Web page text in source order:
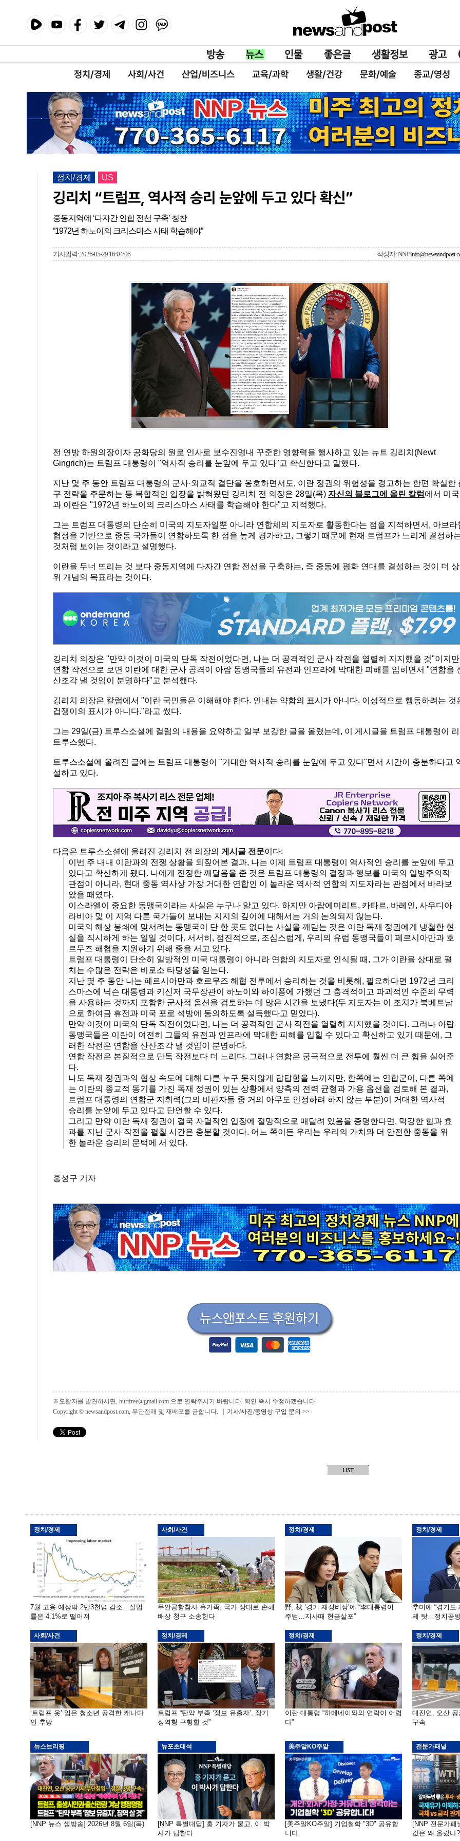
정치/경제 사회/사건 산업/비즈니스 교육/과학 생활/건강 문화/예술 종교/영성
정치/경제 US
깅리치 “트럼프, 역사적 승리 눈앞에 두고 있다 확신”
중동지역에 ‘다자간 연합 전선 구축’ 칭찬
“1972년 하노이의 크리스마스 사태 학습해야”
기사입력: 2026-05-29 16:04:06 작성자: NNP
전 연방 하원의장이자 공화당의 원로 인사로 보수진영내 꾸준한 영향력을 행사하고 있는 뉴트 깅리치(Newt
Gingrich)는 트럼프 대통령이 "역사적 승리를 눈앞에 두고 있다"고 확신한다고 말했다.
지난 몇 주 동안 트럼프 대통령의 군사·외교적 결단을 옹호하면서도, 이란 정권의 위험성을 경고하는 한편 확실한
구 전략을 주문하는 등 복합적인 입장을 밝혀왔던 깅리치 전 의장은 28일(목) 자신의 블로그에 올린 칼럼 에서 미국
과 이란은 "1972년 하노이의 크리스마스 사태를 학습해야 한다"고 지적했다.
그는 트럼프 대통령의 단순히 미국의 지도자일뿐 아니라 연합체의 지도자로 활동한다는 점을 지적하면서, 아브라
협정을 기반으로 중동 국가들이 연합하도록 한 점을 높게 평가하고, 그렇기 때문에 현재 트럼프가 느리게 결정하
것처럼 보이는 것이라고 설명했다.
이란을 무너 뜨리는 것 보다 중동지역에 다자간 연합 전선을 구축하는, 즉 중동에 평화 연대를 결성하는 것이 더 상
위 개념의 목표라는 것이다.
깅리치 의장은 "만약 이것이 미국의 단독 작전이었다면, 나는 더 공격적인 군사 작전을 열렬히 지지했을 것"이지
연합 작전으로 보면 이란에 대한 군사 공격이 아랍 동맹국들의 유전과 인프라에 막대한 피해를 입히면서 "연합을
산조각 낼 것임이 분명하다"고 분석했다.
깅리치 의장은 칼럼에서 "이란 국민들은 이해해야 한다. 인내는 약함의 표시가 아니다. 이성적으로 행동하려는 것
겁쟁이의 표시가 아니다."라고 썼다.
그는 29일(금) 트루스소셜에 컬럼의 내용을 요약하고 일부 보강한 글을 올렸는데, 이 게시글을 트럼프 대통령이 리
트루스했다.
트루스소셜에 올려진 글에는 트럼프 대통령이 "거대한 역사적 승리를 눈앞에 두고 있다"면서 시간이 충분하다고
설하고 있다.
다음은 트루스소셜에 올려진 깅리치 전 의장의 게시글 전문이다:
이번 주 내내 이란과의 전쟁 상황을 되짚어본 결과, 나는 이제 트럼프 대통령이 역사적인 승리를 눈앞에 두고
있다고 확신하게 됐다. 나에게 진정한 깨달음을 준 것은 트럼프 대통령의 결정과 행보를 미국의 일방주의적
관점이 아니라, 현대 중동 역사상 가장 거대한 연합인 이 놀라운 역사적 연합의 지도자라는 관점에서 바라보
았을 때였다.
이스라엘이 중요한 동맹국이라는 사실은 누구나 알고 있다. 하지만 아랍에미리트, 카타르, 바레인, 사우디아
라비아 및 이 지역 다른 국가들이 보내는 지지의 깊이에 대해서는 거의 논의되지 않는다.
미국의 해상 봉쇄에 맞서려는 동맹국이 단 한 곳도 없다는 사실을 깨닫는 것은 이란 독재 정권에게 냉철한 현
실을 직시하게 하는 일일 것이다. 서서히, 점진적으로, 조심스럽게, 우리의 유럽 동맹국들이 페르시아만과 호
르무즈 해협을 지원하기 위해 줄을 서고 있다.
트럼프 대통령이 단순히 일방적인 미국 대통령이 아니라 연합의 지도자로 인식될 때, 그가 이란을 상대로 펼
치는 수많은 전략은 비로소 타당성을 얻는다.
지난 몇 주 동안 나는 페르시아만과 호르무즈 해협 전투에서 승리하는 것을 비롯해, 필요하다면 1972년 크리
스마스에 닉슨 대통령과 키신저 국무장관이 하노이와 하이퐁에 가했던 그 충격적이고 파괴적인 수준의 무력
을 사용하는 것까지 포함한 군사적 옵션을 검토하는 데 많은 시간을 보냈다(두 지도자는 이 조치가 북베트남
으로 하여금 휴전과 미국 포로 석방에 동의하도록 설득했다고 믿었다).
만약 이것이 미국의 단독 작전이었다면, 나는 더 공격적인 군사 작전을 열렬히 지지했을 것이다. 그러나 아랍
동맹국들은 이란이 여전히 그들의 유전과 인프라에 막대한 피해를 입힐 수 있다고 확신하고 있기 때문에, 그
러한 작전은 연합을 산산조각 낼 것임이 분명하다.
연합 작전은 본질적으로 단독 작전보다 더 느리다. 그러나 연합은 궁극적으로 전투에 훨씬 더 큰 힘을 실어준
다.
나도 독재 정권과의 협상 속도에 대해 다른 누구 못지않게 답답함을 느끼지만, 한쪽에는 연합군이, 다른 쪽에
는 이란의 종교적 동기를 가진 독재 정권이 있는 상황에서 양측의 전력 균형과 가용 옵션을 검토해 본 결과,
트럼프 대통령의 연합군 지휘력(그의 비판자들 중 거의 아무도 인정하려 하지 않는 부분)이 거대한 역사적
승리를 눈앞에 두고 있다고 단언할 수 있다.
그리고 만약 이란 독재 정권이 결국 자멸적인 입장에 절망적으로 매달려 있음을 증명한다면, 막강한 힘과 효
과를 지닌 군사 작전을 펼칠 시간은 충분할 것이다. 어느 쪽이든 우리는 우리의 가치와 더 안전한 중동을 위
한 놀라운 승리의 문턱에 서 있다.
홍성구 기자
※오탈자를 발견하시면, hurtfree@gmail.com 으로 연락주시기 바랍니다. 확인 즉시 수정하겠습니다.
Copyright © newsandpost.com, 무단전재 및 재배포를 금합니다. | 기사/사진/동영상 구입 문의 >>
정치/경제
7월 고용 예상밖 2만3천명 감소…실업
률은 4.1%로 떨어져
사회/사건
무안공항참사 유가족, 국가 상대로 손해
배상 청구 소송한다
정치/경제
野, 秋 ‘경기 재정비상’에 “李대통령이
주범…지사때 현금살포”
정치/경제
추미애 “경기도
제 탓…정치공
사회/사건
‘트럼프 옷’ 입은 청소년 공격한 캐나다
인 추방
정치/경제
트럼프 “탄약 부족 ‘정보 유출자’, 장기
징역형 구형할 것”
정치/경제
이란 대통령 “하메네이와의 연락이 어렵
다”
정치/경제
대진연, 오산
구속
뉴스브리핑
[NNP 뉴스 생방송] 2026년 8월 6일(목)
뉴포초대석
[NNP 특별대담] 홍 기자가 묻고, 이 박
사가 답한다
美주알KO주알
[美주알KO주알] 기업철학 "3D" 공유합
니다
전문가패널
[NNP 전문가패
값은 왜 올랐